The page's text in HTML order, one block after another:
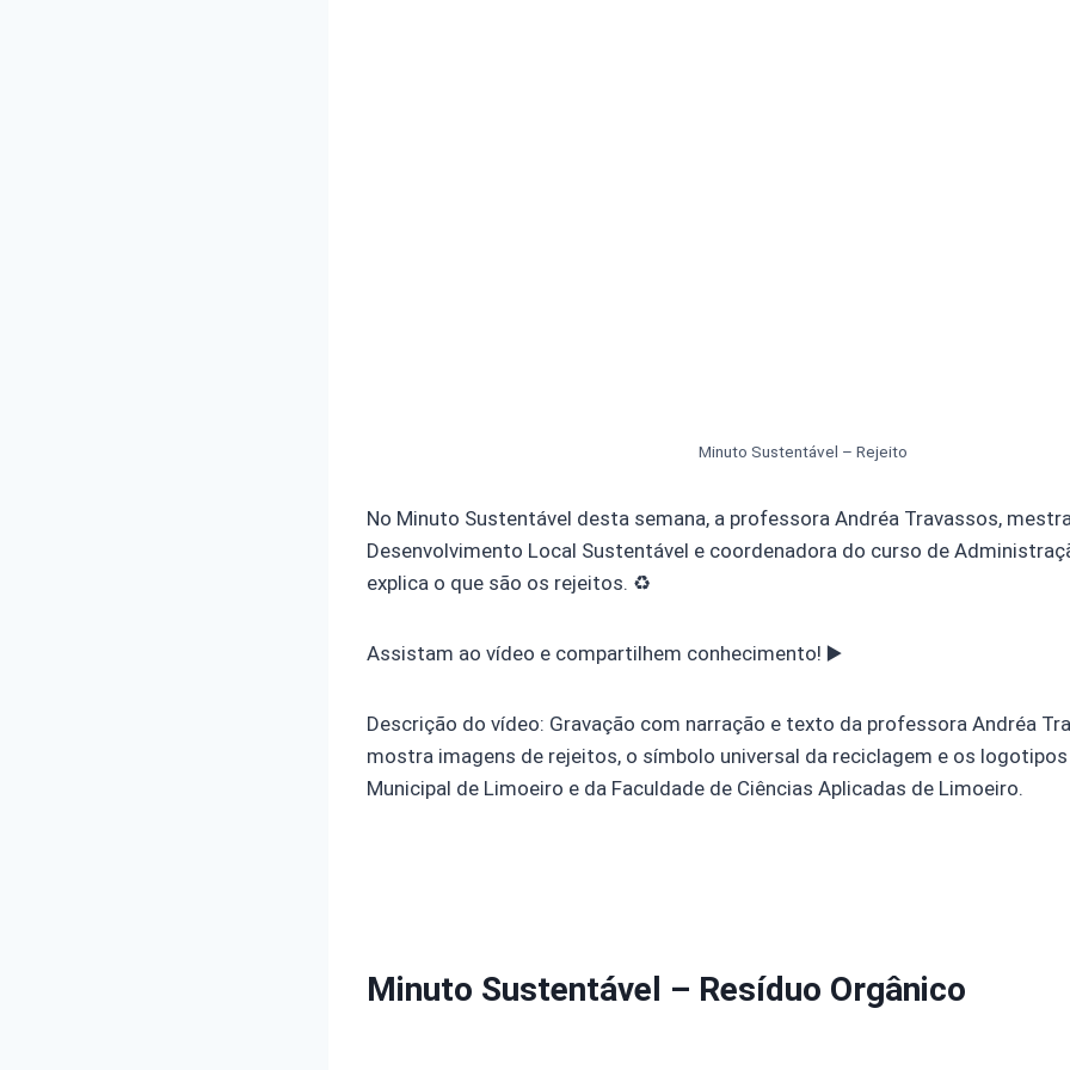
Minuto Sustentável – Rejeito
No Minuto Sustentável desta semana, a professora Andréa Travassos,
Desenvolvimento Local Sustentável e coordenadora do curso de
explica o que são os rejeitos. ♻️
Assistam ao vídeo e compartilhem conhecimento! ▶️
Descrição do vídeo: Gravação com narração e texto da professora Andréa
mostra imagens de rejeitos, o símbolo universal da reciclagem e os
Municipal de Limoeiro e da Faculdade de Ciências Aplicadas de Limoeiro.
Minuto Sustentável – Resíduo Orgânico